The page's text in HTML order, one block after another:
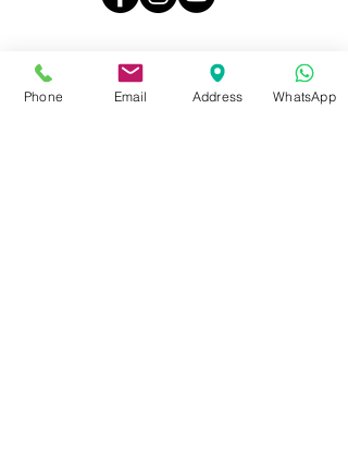
Deniz Yatçılık Merkez Ofis
Phone Email Address WhatsApp